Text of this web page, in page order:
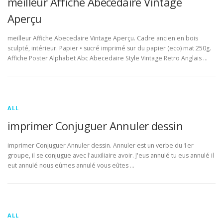
Aperçu
meilleur Affiche Abecedaire Vintage Aperçu. Cadre ancien en bois
sculpté, intérieur. Papier • sucré imprimé sur du papier (eco) mat 250g.
Affiche Poster Alphabet Abc Abecedaire Style Vintage Retro Anglais …
ALL
imprimer Conjuguer Annuler dessin
imprimer Conjuguer Annuler dessin. Annuler est un verbe du 1er
groupe, il se conjugue avec l'auxiliaire avoir. J'eus annulé tu eus annulé il
eut annulé nous eûmes annulé vous eûtes …
ALL